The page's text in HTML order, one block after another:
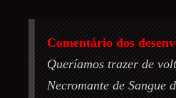
Comentário dos
Queríamos trazer de
Necromante de Sangue